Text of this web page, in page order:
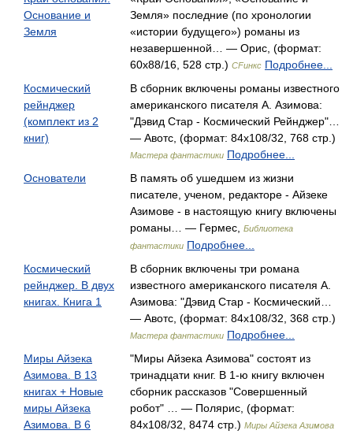
Основание и
Земля
Земля» последние (по хронологии
«истории будущего») романы из
незавершенной… — Орис, (формат:
60x88/16, 528 стр.) СFинкс Подробнее...
Космический
рейнджер
(комплект из 2
книг)
В сборник включены романы известного
американского писателя А. Азимова:
"Дэвид Стар - Космический Рейнджер"…
— Авотс, (формат: 84x108/32, 768 стр.)
Мастера фантастики Подробнее...
Основатели
В память об ушедшем из жизни
писателе, ученом, редакторе - Айзеке
Азимове - в настоящую книгу включены
романы… — Гермес,
Библиотека
фантастики Подробнее...
Космический
рейнджер. В двух
книгах. Книга 1
В сборник включены три романа
известного американского писателя А.
Азимова: "Дэвид Стар - Космический…
— Авотс, (формат: 84x108/32, 368 стр.)
Мастера фантастики Подробнее...
Миры Айзека
Азимова. В 13
книгах + Новые
миры Айзека
Азимова. В 6
"Миры Айзека Азимова" состоят из
тринадцати книг. В 1-ю книгу включен
сборник рассказов "Совершенный
робот" … — Полярис, (формат:
84x108/32, 8474 стр.) Миры Айзека Азимова